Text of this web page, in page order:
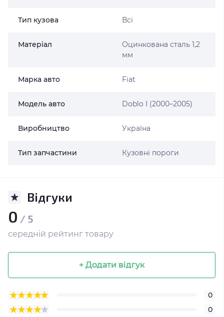
Тип кузова Всі
Матеріал
Оцинкована сталь 1,2
мм
Марка авто Fiat
Модель авто Doblo I (2000–2005)
Виробництво Україна
Тип запчастини Кузовні пороги
Відгуки
0 / 5
середній рейтинг товару
+ Додати відгук
0
0